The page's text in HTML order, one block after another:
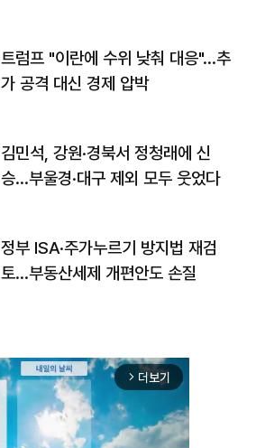
트럼프 "이란에 수위 낮춰 대응"…추
가 공격 대신 경제 압박
김민석, 강원·경북서 정청래에 신
승…부울경·대구 제외 모두 웃었다
정부 ISA·주가누르기 방지법 재검
토…부동산세제 개편안도 손질
arrow_forward_ios 더보기